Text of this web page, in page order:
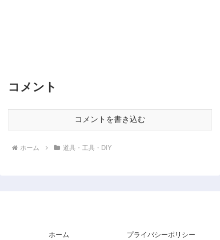
コメント
コメントを書き込む
ホーム 道具・工具・DIY
ホーム
プライバシーポリシー